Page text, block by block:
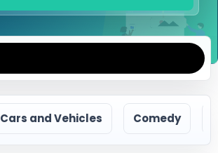
Cars and Vehicles Comedy